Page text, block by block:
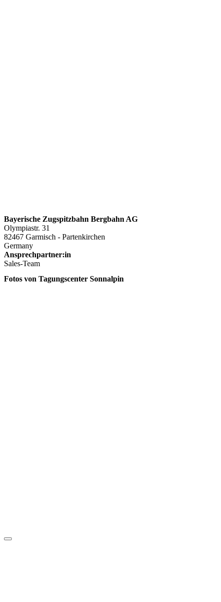
Bayerische Zugspitzbahn Bergbahn AG
Olympiastr. 31
82467 Garmisch - Partenkirchen
Germany
Ansprechpartner:in
Sales-Team
Fotos von Tagungscenter Sonnalpin